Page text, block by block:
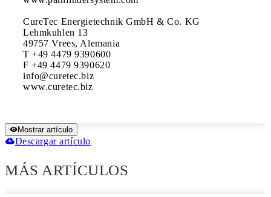
CureTec Energietechnik GmbH & Co. KG
Lehmkuhlen 13
49757 Vrees, Alemania
T +49 4479 9390600
F +49 4479 9390620
info@curetec.biz
Mostrar artículo
Descargar artículo
MÁS ARTÍCULOS